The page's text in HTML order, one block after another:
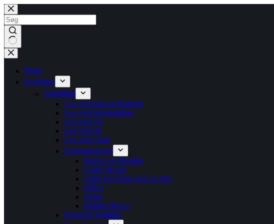
Fortsæt
til
indhold
Ingen
resultater
Hjem
Produkter
Dagtilbud
Leg med pap og Makedo
Leg med konstruktion
Leg med lys
Leg med tal
Leg med vand
Programmering
Beebot og Bluebot
Codey Rocky
Light Up Glow and Go Bot
mTiny
Osmo
Rugged Robot
Skærmfri kodning